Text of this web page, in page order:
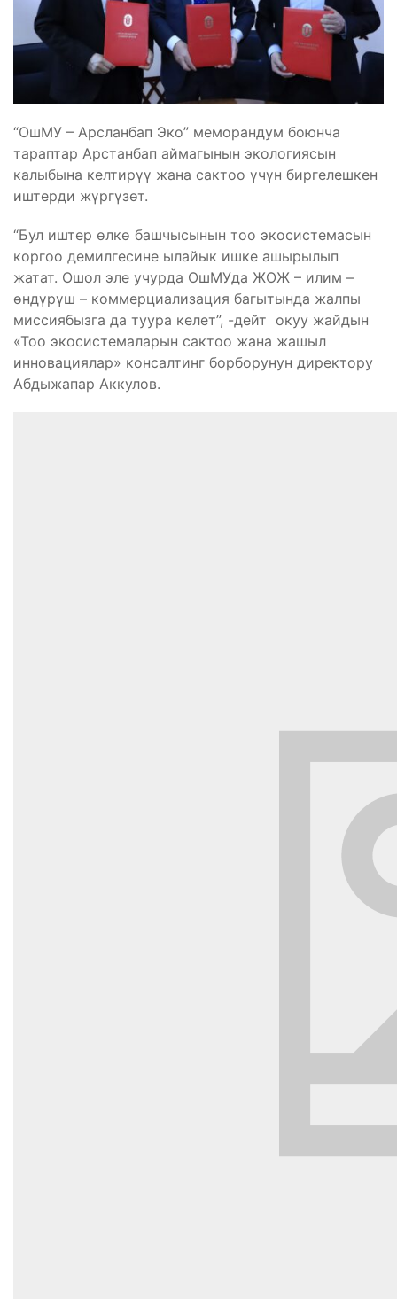
“ОшМУ – Арсланбап Эко” меморандум боюнча
тараптар Арстанбап аймагынын экологиясын
калыбына келтирүү жана сактоо үчүн биргелешкен
иштерди жүргүзөт.
“Бул иштер өлкө башчысынын тоо экосистемасын
коргоо демилгесине ылайык ишке ашырылып
жатат. Ошол эле учурда ОшМУда ЖОЖ – илим –
өндүрүш – коммерциализация багытында жалпы
миссиябызга да туура келет”, -дейт окуу жайдын
«Тоо экосистемаларын сактоо жана жашыл
инновациялар» консалтинг борборунун директору
Абдыжапар Аккулов.